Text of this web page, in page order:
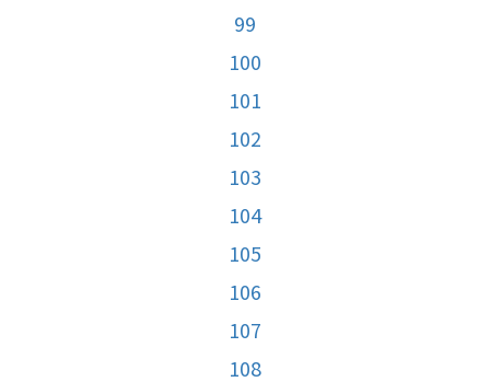
99
100
101
102
103
104
105
106
107
108